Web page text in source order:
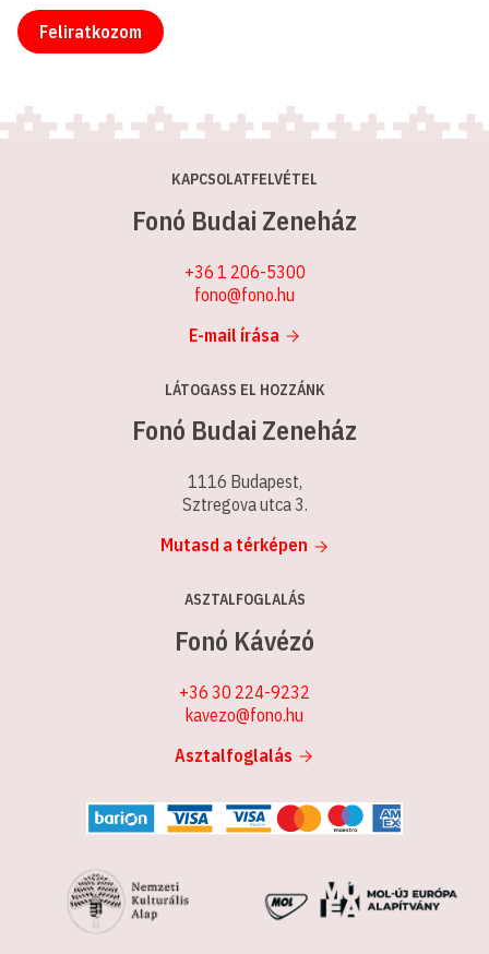
Feliratkozom
KAPCSOLATFELVÉTEL
Fonó Budai Zeneház
+36 1 206-5300
fono@fono.hu
E-mail írása
LÁTOGASS EL HOZZÁNK
Fonó Budai Zeneház
1116 Budapest,
Sztregova utca 3.
Mutasd a térképen
ASZTALFOGLALÁS
Fonó Kávézó
+36 30 224-9232
kavezo@fono.hu
Asztalfoglalás